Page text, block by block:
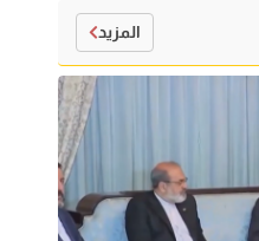
المزيد